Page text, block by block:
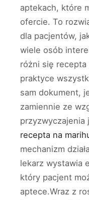
aptekach, które
ofercie. To
dla pacjentów,
wiele osób
różni się recepta
praktyce
sam dokument,
zamiennie ze
przyzwyczajenia
recepta na
mechanizm
lekarz wystawia
który pacjent
aptece.Wraz z